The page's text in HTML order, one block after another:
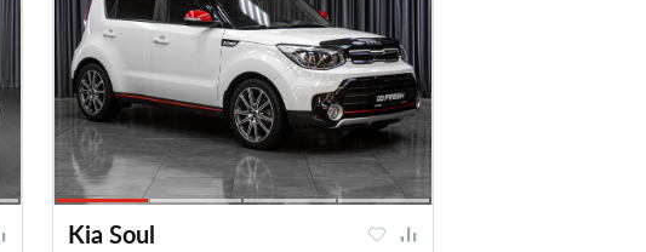
Kia Soul